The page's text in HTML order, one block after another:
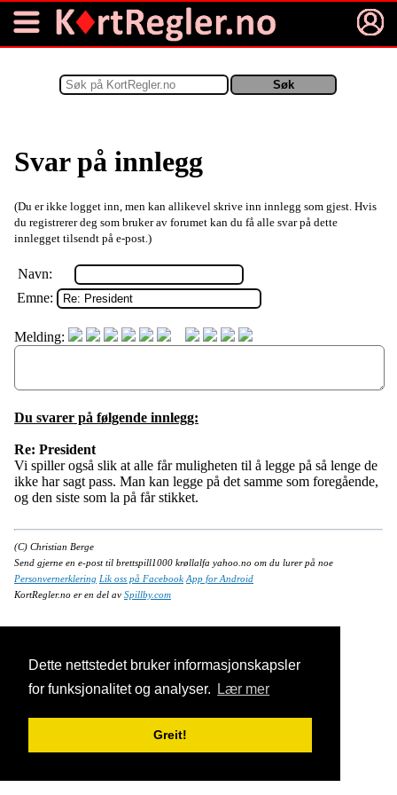
Dette nettstedet bruker informasjonskapsler
for funksjonalitet og analyser.
Lær mer
Greit!
Svar på innlegg
(Du er ikke logget inn, men kan allikevel skrive inn innlegg som gjest. Hvis
du registrerer deg som bruker av forumet kan du få alle svar på dette
innlegget tilsendt på e-post.)
Navn:
Emne:
Melding:
Du svarer på følgende innlegg:
Re: President
Vi spiller også slik at alle får muligheten til å legge på så lenge de
ikke har sagt pass. Man kan legge på det samme som foregående,
og den siste som la på får stikket.
(C) Christian Berge
Send gjerne en e-post til brettspill1000 krøllalfa yahoo.no om du lurer på noe
Personvernerklering Lik oss på Facebook App for Android
KortRegler.no er en del av Spillby.com